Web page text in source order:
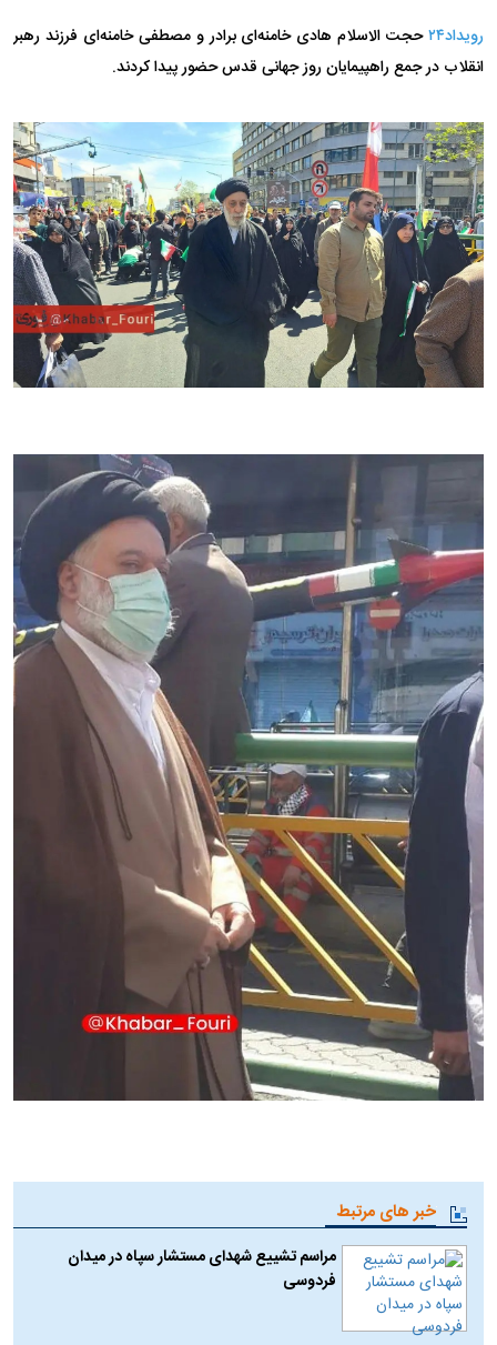
رویداد۲۴
حجت الاسلام هادی خامنه‌ای برادر و مصطفی خامنه‌ای فرزند رهبر
انقلاب در جمع راهپیمایان روز جهانی قدس حضور پیدا کردند.
خبر های مرتبط
مراسم تشییع شهدای مستشار سپاه در میدان
فردوسی